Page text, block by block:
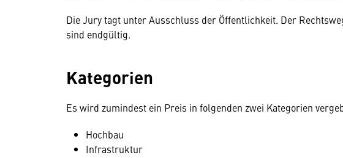
Die Jury tagt unter Ausschluss der Öffentlichkeit. Der
sind endgültig.
Kategorien
Es wird zumindest ein Preis in folgenden zwei Kategorien
Hochbau
Infrastruktur